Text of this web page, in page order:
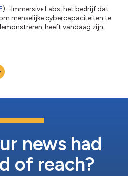
)--Immersive Labs, het bedrijf dat
menselijke cybercapaciteiten te
heeft vandaag zijn
territoria over de hele wereld te
Zuid-Amerika en EMEA.
news had
of reach?